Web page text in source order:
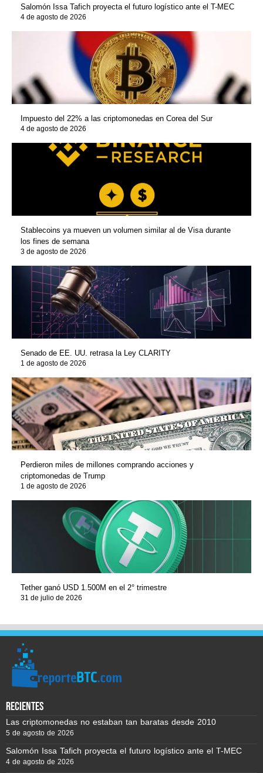
Salomón Issa Tafich proyecta el futuro logístico ante el T-MEC
4 de agosto de 2026
Impuesto del 22% a las criptomonedas en Corea del Sur
4 de agosto de 2026
Stablecoins ya mueven un volumen similar al de Visa durante
los fines de semana
3 de agosto de 2026
Senado de EE. UU. retrasa la Ley CLARITY
1 de agosto de 2026
Perdieron miles de millones comprando acciones y
criptomonedas de Trump
1 de agosto de 2026
Tether ganó USD 1.500M en el 2° trimestre
31 de julio de 2026
recientes
Las criptomonedas no estaban tan baratas desde 2010
5 de agosto de 2026
Salomón Issa Tafich proyecta el futuro logístico ante el T-MEC
4 de agosto de 2026